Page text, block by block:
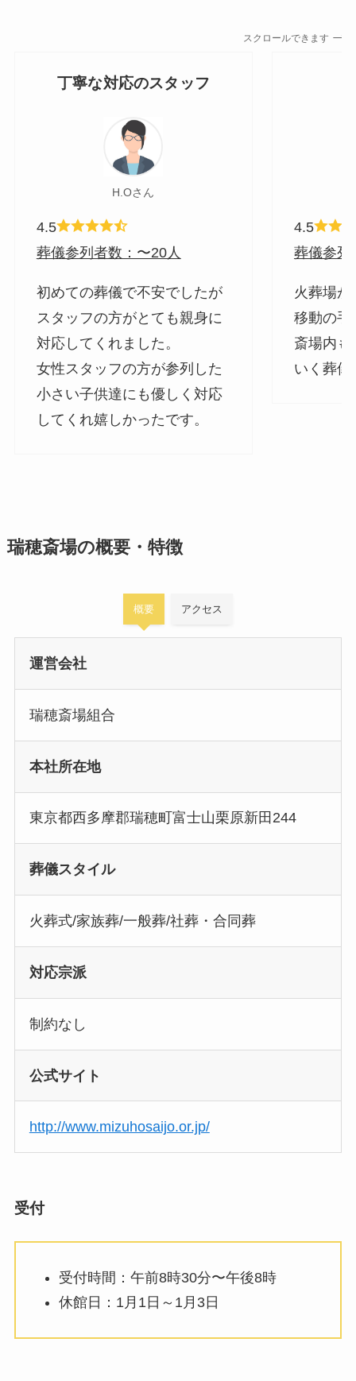
スクロールできます
丁寧な対応のスタッフ
H.Oさん
4.5
葬儀参列者数：〜20人
初めての葬儀で不安でしたが
スタッフの方がとても親身に
対応してくれました。
女性スタッフの方が参列した
小さい子供達にも優しく対応
してくれ嬉しかったです。
4.5
葬儀参列
火葬場
移動の手
斎場内も
いく葬儀
瑞穂斎場の概要・特徴
概要 アクセス
運営会社
瑞穂斎場組合
本社所在地
東京都西多摩郡瑞穂町富士山栗原新田244
葬儀スタイル
火葬式/家族葬/一般葬/社葬・合同葬
対応宗派
制約なし
公式サイト
http://www.mizuhosaijo.or.jp/
受付
受付時間：午前8時30分〜午後8時
休館日：1月1日～1月3日